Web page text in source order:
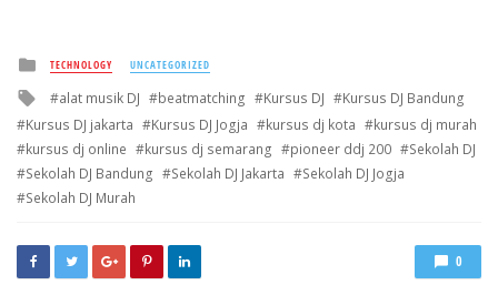
Posted
in
TECHNOLOGY UNCATEGORIZED
Tagged
with
alat musik DJ beatmatching Kursus DJ
Kursus DJ Bandung
Kursus DJ jakarta
Kursus DJ Jogja kursus dj kota
kursus dj murah
kursus dj online
kursus dj semarang pioneer ddj 200
Sekolah DJ
Sekolah DJ Bandung
Sekolah DJ Jakarta
Sekolah DJ Jogja
Sekolah DJ Murah
0